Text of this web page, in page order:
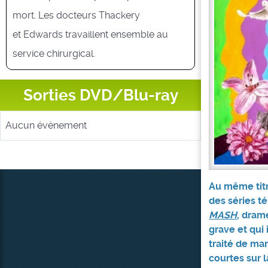
mort. Les docteurs Thackery
et Edwards travaillent ensemble au
service chirurgical.
Sorties DVD/Blu-ray
Aucun évènement
Au même
des séries
MASH,
grave et qui
traité de
courtes sur